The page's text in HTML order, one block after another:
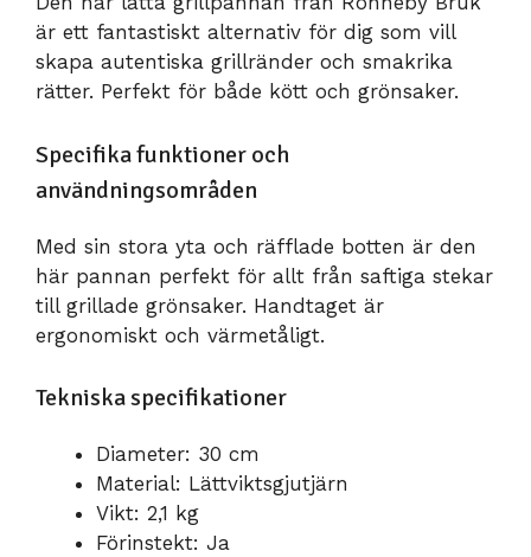
är ett fantastiskt alternativ för dig som vill
skapa autentiska grillränder och smakrika
rätter. Perfekt för både kött och grönsaker.
Specifika funktioner och
användningsområden
Med sin stora yta och räfflade botten är den
här pannan perfekt för allt från saftiga stekar
till grillade grönsaker. Handtaget är
ergonomiskt och värmetåligt.
Tekniska specifikationer
Diameter: 30 cm
Material: Lättviktsgjutjärn
Vikt: 2,1 kg
Förinstekt: Ja